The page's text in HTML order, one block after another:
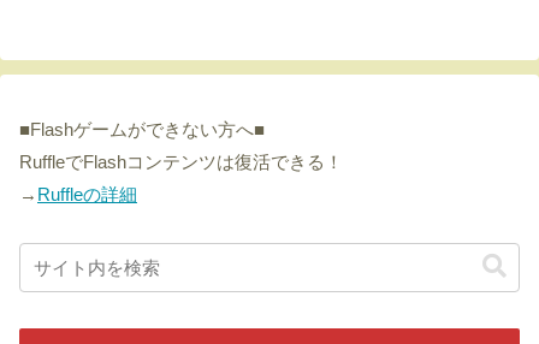
■Flashゲームができない方へ■
RuffleでFlashコンテンツは復活できる！
→ Ruffleの詳細